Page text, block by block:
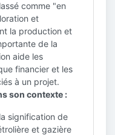
comme "en
et
la production et
de la
aide les
financier et les
à un projet.
son contexte :
signification de
et gazière